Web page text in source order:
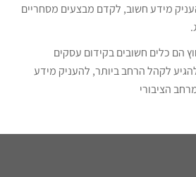
מידע חשוב, לקדם מבצעים מסחריים
הם כלים חשובים בקידום עסקים
לקהל הרחב ביותר, להעניק מידע
הציבורי